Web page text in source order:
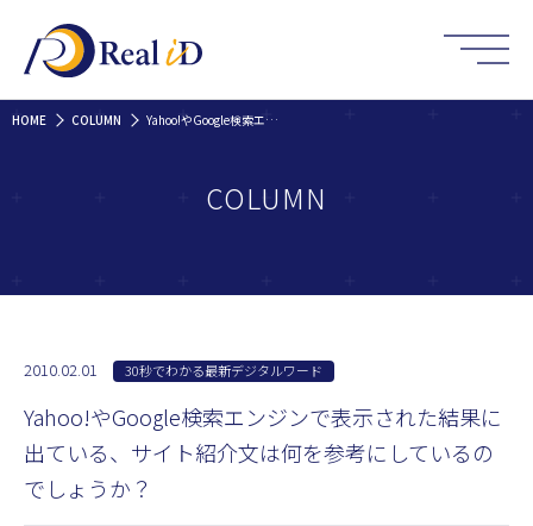
HOME COLUMN Yahoo!やGoogle検索エンジンで表示された結果に出ている、サイト紹介文は何を参考にしているのでしょうか？
COLUMN
2010.02.01 30秒でわかる最新デジタルワード
Yahoo!やGoogle検索エンジンで表示された結果に
出ている、サイト紹介文は何を参考にしているの
でしょうか？